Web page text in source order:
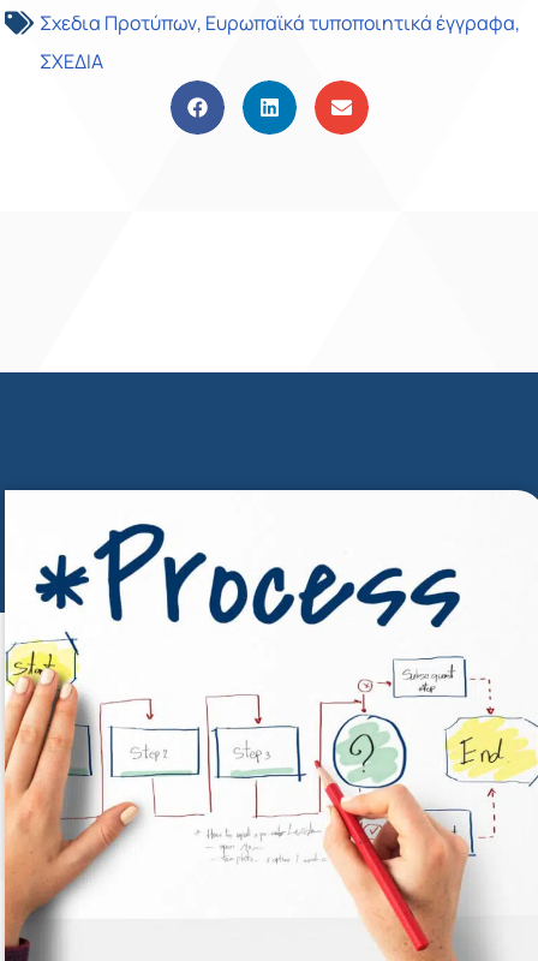
Σχεδια Προτύπων, Ευρωπαϊκά τυποποιητικά έγγραφα,
ΣΧΕΔΙΑ